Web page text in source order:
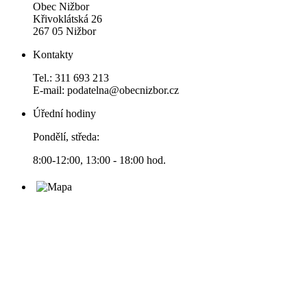
Obec Nižbor
Křivoklátská 26
267 05 Nižbor
Kontakty
Tel.: 311 693 213
E-mail: podatelna@obecnizbor.cz
Úřední hodiny
Pondělí, středa:
8:00-12:00, 13:00 - 18:00 hod.